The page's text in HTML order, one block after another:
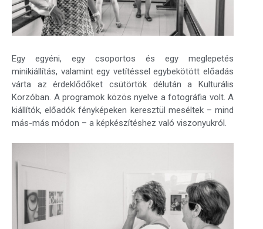
Egy egyéni, egy csoportos és egy meglepetés
minikiállítás, valamint egy vetítéssel egybekötött előadás
várta az érdeklődőket csütörtök délután a Kulturális
Korzóban. A programok közös nyelve a fotográfia volt. A
kiállítók, előadók fényképeken keresztül meséltek – mind
más-más módon – a képkészítéshez való viszonyukról.